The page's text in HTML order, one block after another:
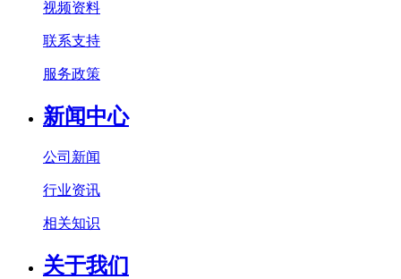
视频资料
联系支持
服务政策
新闻中心
公司新闻
行业资讯
相关知识
关于我们